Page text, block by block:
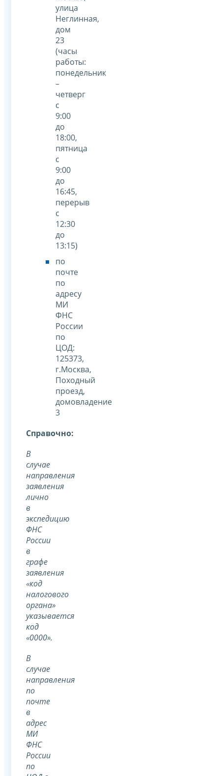
улица
Неглинная,
дом
23
(часы
работы:
понедельник
–
четверг
с
9:00
до
18:00,
пятница
с
9:00
до
16:45,
перерыв
с
12:30
до
13:15)
по
почте
по
адресу
МИ
ФНС
России
по
ЦОД:
125373,
г.Москва,
Походный
проезд,
домовладение
3
Cправочно:
В
случае
направления
заявления
лично
в
экспедицию
ФНС
России
в
графе
заявления
«код
налогового
органа»
указывается
код
«0000».
В
случае
направления
по
почте
в
адрес
МИ
ФНС
России
по